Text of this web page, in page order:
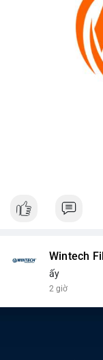
Wintech
ấy
2 giờ